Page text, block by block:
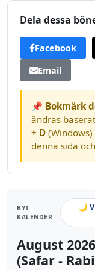
Dela dessa
Facebook
Email
📌 Bokmärk
ändras
+ D
denna sida
BYT
KALENDER
🌙
August
(Safar -